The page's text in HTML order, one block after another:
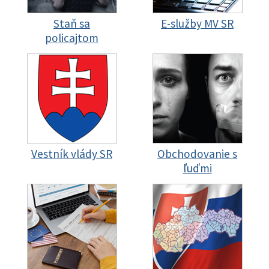
Staň sa
policajtom
E-služby MV SR
Vestník vlády SR
Obchodovanie s
ľuďmi